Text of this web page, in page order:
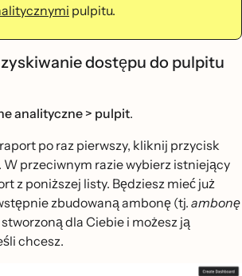
pulpitu.
dostępu do pulpitu
analityczne > pulpit.
po raz pierwszy, kliknij przycisk
. W przeciwnym razie wybierz istniejący
z poniższej listy. Będziesz mieć już
zbudowaną ambonę (tj. ambonę
dla Ciebie i możesz ją
chcesz.